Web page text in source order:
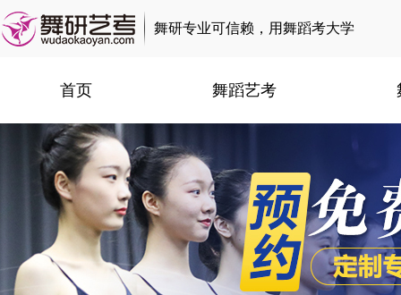
舞研专业可信赖，用舞蹈考大学
首页 舞蹈艺考